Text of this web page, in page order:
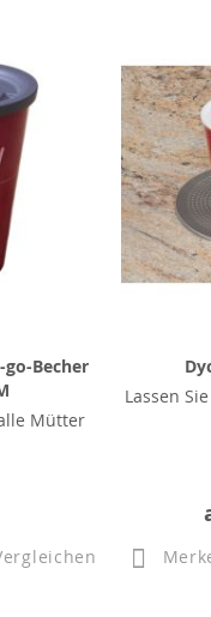
Becher
Mütter
Lassen